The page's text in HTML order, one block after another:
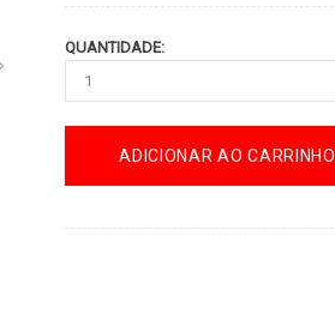
QUANTIDADE:
ADICIONAR AO CARRINHO